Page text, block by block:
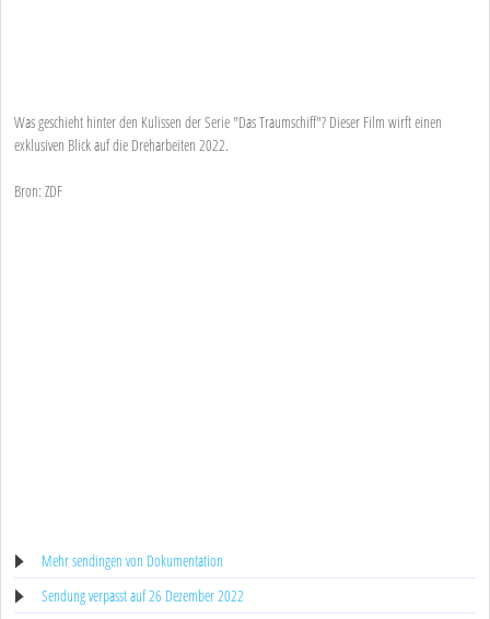
Was geschieht hinter den Kulissen der Serie "Das Traumschiff"? Dieser Film wirft einen
exklusiven Blick auf die Dreharbeiten 2022.
Bron: ZDF
Mehr sendingen von Dokumentation
Sendung verpasst auf 26 Dezember 2022